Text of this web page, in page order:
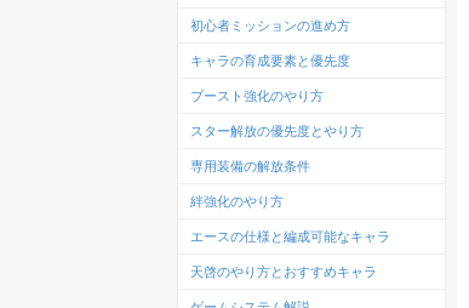
初心者ミッションの進め方
キャラの育成要素と優先度
ブースト強化のやり方
スター解放の優先度とやり方
専用装備の解放条件
絆強化のやり方
エースの仕様と編成可能なキャラ
天啓のやり方とおすすめキャラ